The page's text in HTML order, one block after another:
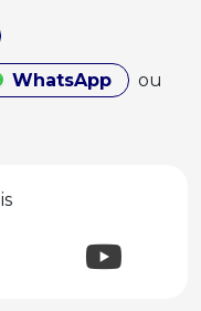
WhatsApp
ou